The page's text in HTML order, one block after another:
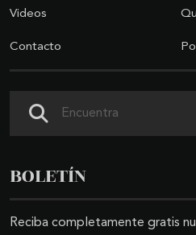
Videos
Contacto
BOLETÍN
Reciba completamente gratis